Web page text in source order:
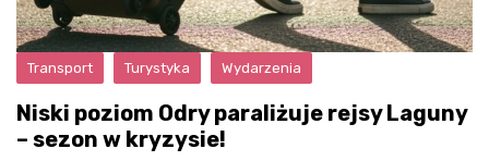
Transport Turystyka Wydarzenia
Niski poziom Odry paraliżuje rejsy Laguny
– sezon w kryzysie!